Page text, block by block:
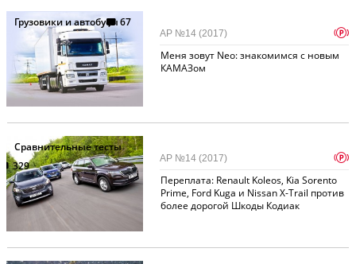
Грузовики и автобусы67
Меня зовут Neo: знакомимся с новым
КАМАЗом
АР №14 (2017) p
Сравнительные тесты
329
Переплата: Renault Koleos, Kia Sorento
Prime, Ford Kuga и Nissan X-Trail против
более дорогой Шкоды Кодиак
АР №14 (2017) p